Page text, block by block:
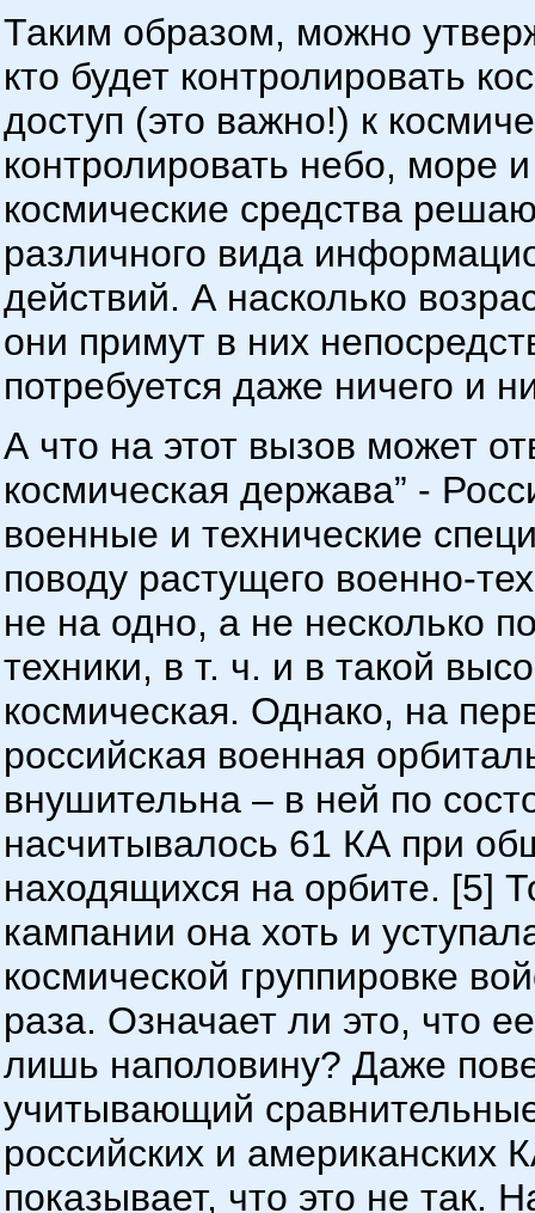
Таким образом, можно
кто будет контролировать
доступ (это важно!) к
контролировать небо, море
космические средства
различного вида
действий. А насколько
они примут в них
потребуется даже ничего и
А что на этот вызов может
космическая держава” -
военные и технические
поводу растущего военно-
не на одно, а не несколько
техники, в т. ч. и в такой
космическая. Однако, на
российская военная
внушительна – в ней по
насчитывалось 61 КА при
находящихся на орбите. [5]
кампании она хоть и
космической группировке
раза. Означает ли это, что
лишь наполовину? Даже
учитывающий
российских и американских
показывает, что это не так.